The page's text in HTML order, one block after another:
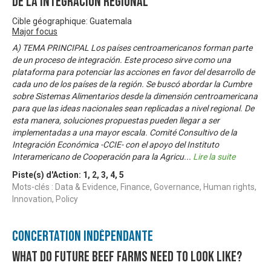
Cible géographique: Guatemala
Major focus
A) TEMA PRINCIPAL Los países centroamericanos forman parte
de un proceso de integración. Este proceso sirve como una
plataforma para potenciar las acciones en favor del desarrollo de
cada uno de los países de la región. Se buscó abordar la Cumbre
sobre Sistemas Alimentarios desde la dimensión centroamericana
para que las ideas nacionales sean replicadas a nivel regional. De
esta manera, soluciones propuestas pueden llegar a ser
implementadas a una mayor escala. Comité Consultivo de la
Integración Económica -CCIE- con el apoyo del Instituto
Interamericano de Cooperación para la Agricu... Lire la suite
Piste(s) d'Action: 1 , 2, 3, 4, 5
Mots-clés : Data & Evidence, Finance, Governance, Human rights,
Innovation, Policy
Concertation Indépendante
What do Future Beef Farms need to look like?